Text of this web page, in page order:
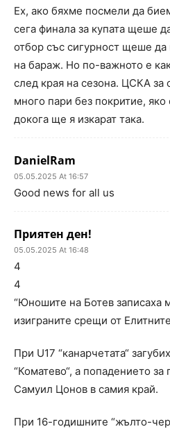
Ех, ако бяхме посмели да
сега финала за купата щеше
отбор със сигурност щеше да
на бараж. Но по-важното е
след края на сезона. ЦСКА за
много пари без покритие,
докога ще я изкарат така.
DanielRam
05.05.2025 At 16:57
Good news for all us
Приятен ден!
05.05.2025 At 16:48
4
4
“Юношите на Ботев записаха
изиграните срещи от
При U17 “канарчетата“
“Коматево“, а попадението за
Самуил Цонов в самия край.
При 16-годишните “жълто-